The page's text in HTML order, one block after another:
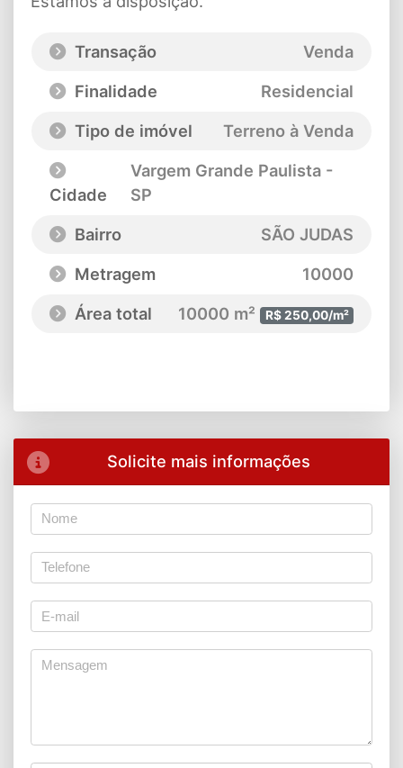
Transação
Venda
Finalidade
Residencial
Tipo de imóvel
Terreno à Venda
Cidade
Vargem Grande Paulista -
SP
Bairro
SÃO JUDAS
Metragem
10000
Área total
10000 m² R$ 250,00/m²
Solicite mais informações